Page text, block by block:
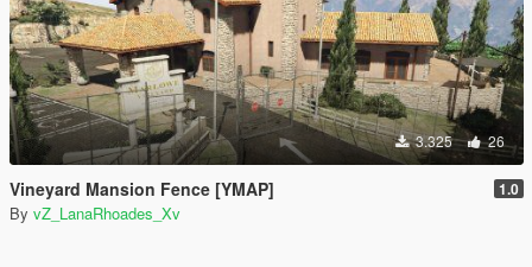
3.325 26
Vineyard Mansion Fence [YMAP] 1.0
By vZ_LanaRhoades_Xv